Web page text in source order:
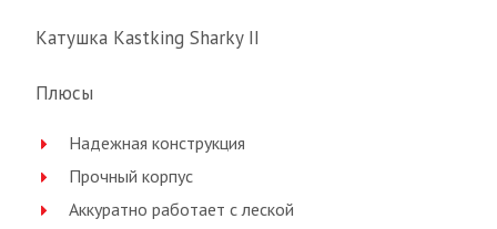
Катушка Kastking Sharky II
Плюсы
Надежная конструкция
Прочный корпус
Аккуратно работает с леской